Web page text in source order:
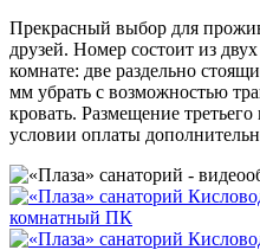
Прекрасный выбор для
друзей. Номер состоит из
комнате: две раздельно
мм убрать с возможностью
кровать. Размещение третьего
условии оплаты